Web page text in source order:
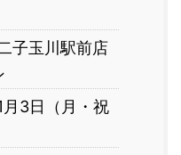
子玉川駅前店
月3日（月・祝